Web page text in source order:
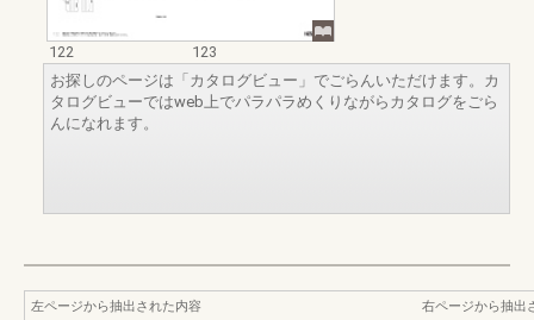
122
123
お探しのページは「カタログビュー」でごらんいただけます。カ
タログビューではweb上でパラパラめくりながらカタログをごら
んになれます。
左ページから抽出された内容
右ページから抽出